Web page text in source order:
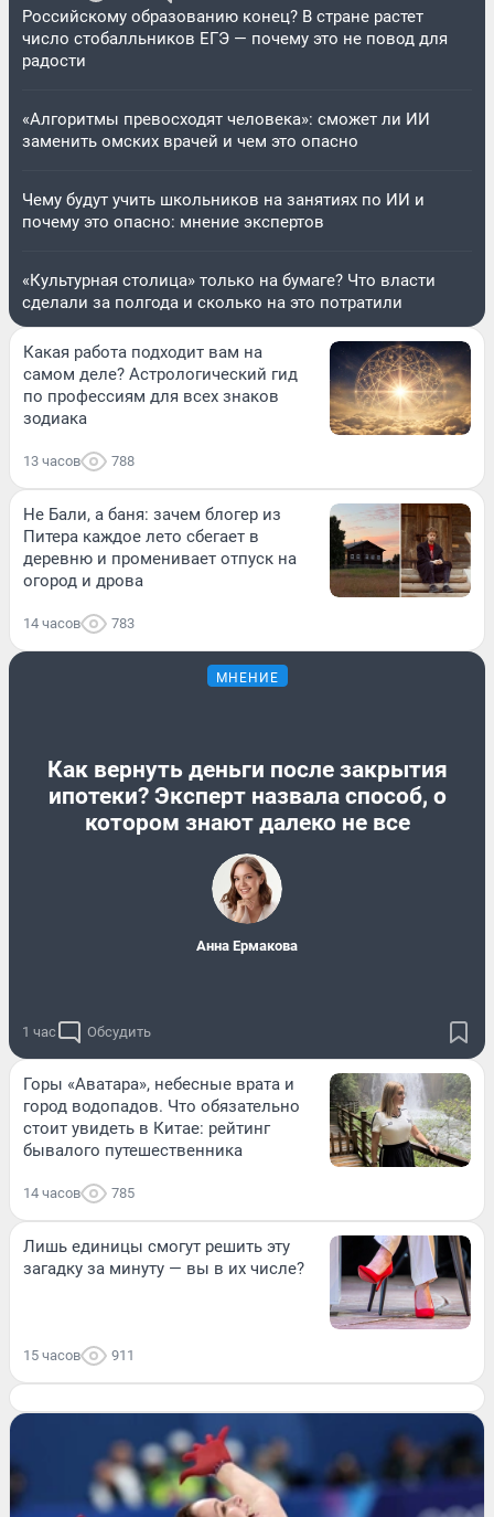
Российскому образованию конец? В стране растет
число стобалльников ЕГЭ — почему это не повод для
радости
«Алгоритмы превосходят человека»: сможет ли ИИ
заменить омских врачей и чем это опасно
Чему будут учить школьников на занятиях по ИИ и
почему это опасно: мнение экспертов
«Культурная столица» только на бумаге? Что власти
сделали за полгода и сколько на это потратили
Какая работа подходит вам на
самом деле? Астрологический гид
по профессиям для всех знаков
зодиака
13 часов 788
Не Бали, а баня: зачем блогер из
Питера каждое лето сбегает в
деревню и променивает отпуск на
огород и дрова
14 часов 783
МНЕНИЕ
Как вернуть деньги после закрытия
ипотеки? Эксперт назвала способ, о
котором знают далеко не все
Анна Ермакова
1 час Обсудить
Горы «Аватара», небесные врата и
город водопадов. Что обязательно
стоит увидеть в Китае: рейтинг
бывалого путешественника
14 часов 785
Лишь единицы смогут решить эту
загадку за минуту — вы в их числе?
15 часов 911